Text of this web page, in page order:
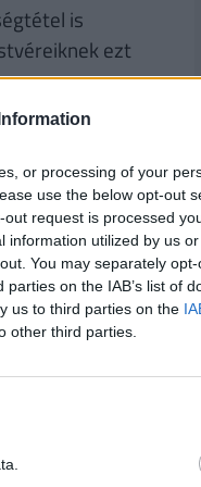
or processing of your
use the below opt-out
request is processed
information utilized by us
You may separately
on the IAB’s list of
us to third parties on the
other third parties.
is
ezt
az
pénzünk
nyugdíj